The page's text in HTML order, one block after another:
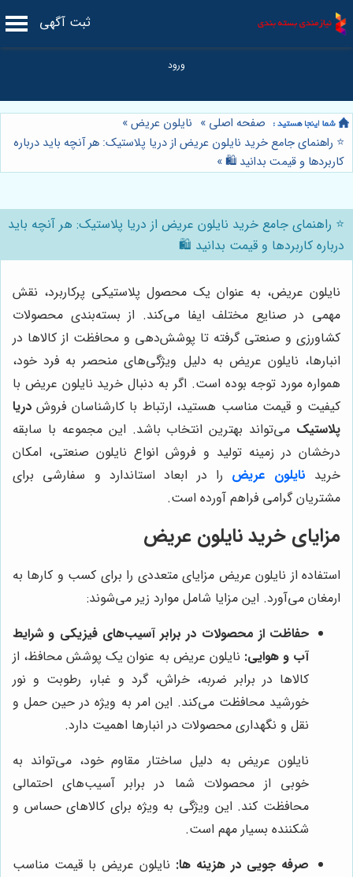
ثبت آگهی
صفحه اصلی » نایلون عریض»
⭐️ راهنمای جامع خرید نایلون عریض از دریا پلاستیک: هر آنچه باید درباره
کاربردها و قیمت بدانید 🛍️»
⭐️ راهنمای جامع خرید نایلون عریض از دریا پلاستیک: هر آنچه باید
درباره کاربردها و قیمت بدانید 🛍️
نایلون عریض، به عنوان یک محصول پلاستیکی پرکاربرد، نقش
مهمی در صنایع مختلف ایفا می‌کند. از بسته‌بندی محصولات
کشاورزی و صنعتی گرفته تا پوشش‌دهی و محافظت از کالاها در
انبارها، نایلون عریض به دلیل ویژگی‌های منحصر به فرد خود،
همواره مورد توجه بوده است. اگر به دنبال خرید نایلون عریض با
کیفیت و قیمت مناسب هستید، ارتباط با کارشناسان فروش دریا
پلاستیک می‌تواند بهترین انتخاب باشد. این مجموعه با سابقه
درخشان در زمینه تولید و فروش انواع نایلون صنعتی، امکان
خرید نایلون عریض را در ابعاد استاندارد و سفارشی برای
مشتریان گرامی فراهم آورده است.
مزایای خرید نایلون عریض
استفاده از نایلون عریض مزایای متعددی را برای کسب و کارها به
ارمغان می‌آورد. این مزایا شامل موارد زیر می‌شوند:
حفاظت از محصولات در برابر آسیب‌های فیزیکی و شرایط
آب و هوایی: نایلون عریض به عنوان یک پوشش محافظ، از
کالاها در برابر ضربه، خراش، گرد و غبار، رطوبت و نور
خورشید محافظت می‌کند. این امر به ویژه در حین حمل و
نقل و نگهداری محصولات در انبارها اهمیت دارد.
نایلون عریض به دلیل ساختار مقاوم خود، می‌تواند به
خوبی از محصولات شما در برابر آسیب‌های احتمالی
محافظت کند. این ویژگی به ویژه برای کالاهای حساس و
شکننده بسیار مهم است.
صرفه جویی در هزینه ها: نایلون عریض با قیمت مناسب